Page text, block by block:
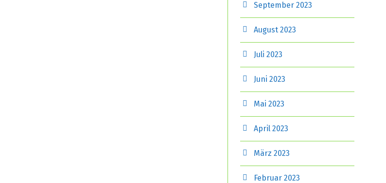
September 2023
August 2023
Juli 2023
Juni 2023
Mai 2023
April 2023
März 2023
Februar 2023